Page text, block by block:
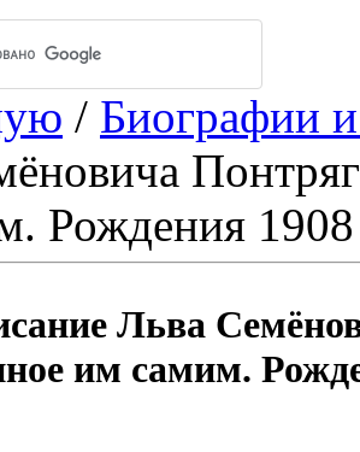
/ Биографии
Рождения
Льва
им самим.